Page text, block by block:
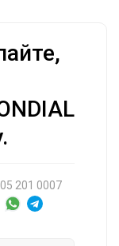
201 0007